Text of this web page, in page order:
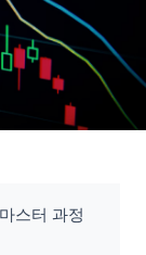
스터 과정